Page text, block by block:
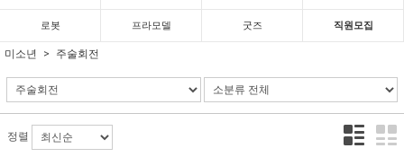
로봇 프라모델 굿즈 직원모집
미소년 주술회전
정렬